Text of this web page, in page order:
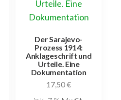
Der Sarajevo-
Prozess 1914:
Anklageschrift und
Urteile. Eine
Dokumentation
17,50€